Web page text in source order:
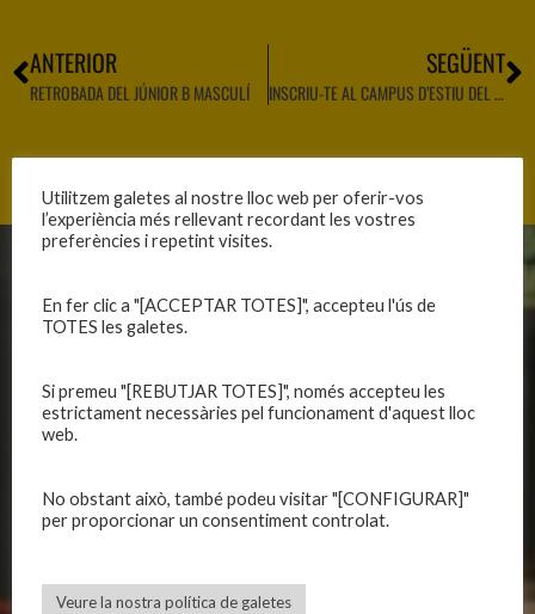
ANTERIOR
RETROBADA DEL JÚNIOR B MASCULÍ
SEGÜENT
INSCRIU-TE AL CAMPUS D’ESTIU DEL CBB!!!
Història
Publicacions
Avís legal
Privadesa a les xarxes
Equips masculins
Equips femenins
Patrocinadors
CALENDARIS INFORMACIONS
Utilitzem galetes al nostre lloc web per oferir-vos
l’experiència més rellevant recordant les vostres
preferències i repetint visites.
En fer clic a "[ACCEPTAR TOTES]", accepteu l'ús de
TOTES les galetes.
Si premeu "[REBUTJAR TOTES]", només accepteu les
estrictament necessàries pel funcionament d'aquest lloc
web.
No obstant això, també podeu visitar "[CONFIGURAR]"
per proporcionar un consentiment controlat.
Veure la nostra política de galetes